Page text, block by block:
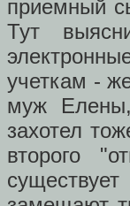
приемный
Тут
учеткам -
муж
захотел
второго